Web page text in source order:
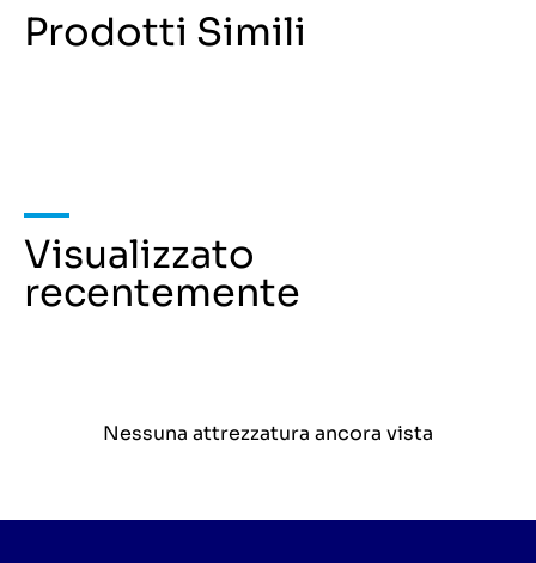
Prodotti Simili
Visualizzato
recentemente
Nessuna attrezzatura ancora vista